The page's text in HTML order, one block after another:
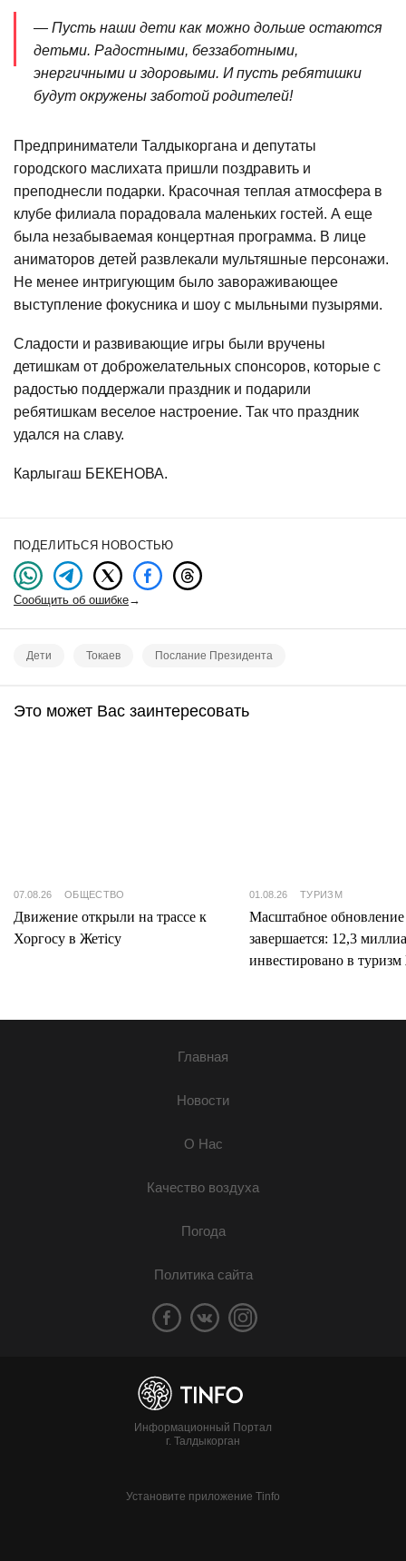
— Пусть наши дети как можно дольше остаются
детьми. Радостными, беззаботными,
энергичными и здоровыми. И пусть ребятишки
будут окружены заботой родителей!
Предприниматели Талдыкоргана и депутаты
городского маслихата пришли поздравить и
преподнесли подарки. Красочная теплая атмосфера в
клубе филиала порадовала маленьких гостей. А еще
была незабываемая концертная программа. В лице
аниматоров детей развлекали мультяшные персонажи.
Не менее интригующим было завораживающее
выступление фокусника и шоу с мыльными пузырями.
Сладости и развивающие игры были вручены
детишкам от доброжелательных спонсоров, которые с
радостью поддержали праздник и подарили
ребятишкам веселое настроение. Так что праздник
удался на славу.
Карлыгаш БЕКЕНОВА.
ПОДЕЛИТЬСЯ НОВОСТЬЮ
Сообщить об ошибке→
Дети Токаев Послание Президента
Это может Вас заинтересовать
07.08.26 ОБЩЕСТВО
Движение открыли на трассе к
Хоргосу в Жетісу
01.08.26 ТУРИЗМ
Масштабное
завершается: 12,3
инвестировано в туризм
Главная
Новости
О Нас
Качество воздуха
Погода
Политика сайта
Информационный Портал
г. Талдыкорган
Установите приложение Tinfo